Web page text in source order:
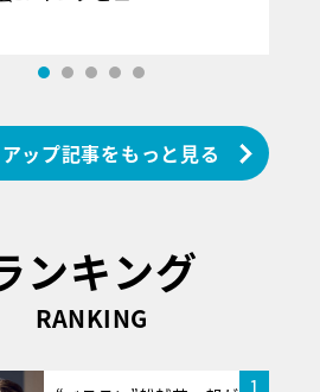
ップ記事をもっと見る
ンキング
RANKING
1